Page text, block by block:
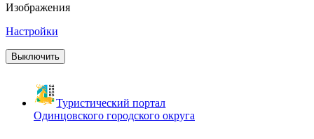
Изображения
Настройки
Выключить
Туристический портал
Одинцовского городского округа